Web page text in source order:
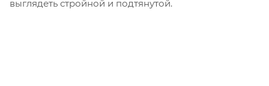
выглядеть стройной и подтянутой.